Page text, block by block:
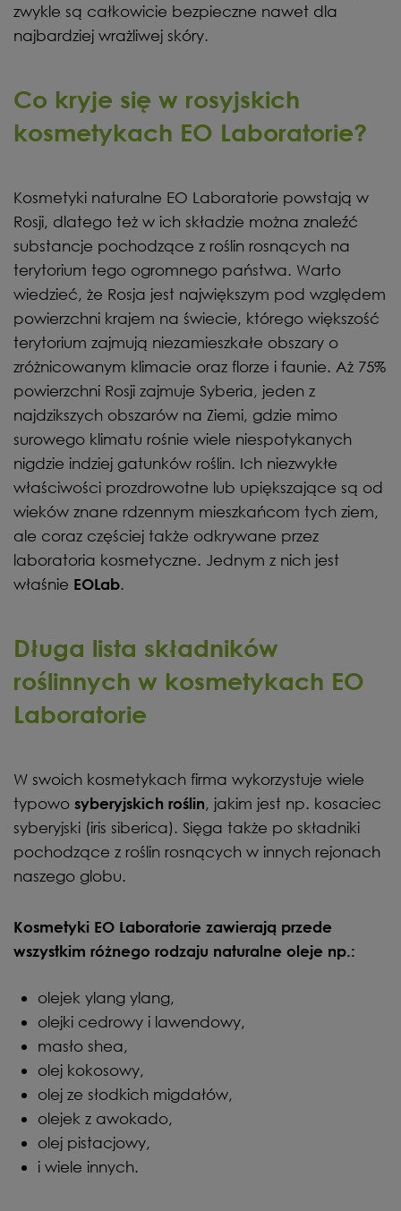
zwykle są całkowicie bezpieczne nawet dla
najbardziej wrażliwej skóry.
Co kryje się w rosyjskich
kosmetykach EO Laboratorie?
Kosmetyki naturalne EO Laboratorie powstają w
Rosji, dlatego też w ich składzie można znaleźć
substancje pochodzące z roślin rosnących na
terytorium tego ogromnego państwa. Warto
wiedzieć, że Rosja jest największym pod względem
powierzchni krajem na świecie, którego większość
terytorium zajmują niezamieszkałe obszary o
zróżnicowanym klimacie oraz florze i faunie. Aż 75%
powierzchni Rosji zajmuje Syberia, jeden z
najdzikszych obszarów na Ziemi, gdzie mimo
surowego klimatu rośnie wiele niespotykanych
nigdzie indziej gatunków roślin. Ich niezwykłe
właściwości prozdrowotne lub upiększające są od
wieków znane rdzennym mieszkańcom tych ziem,
ale coraz częściej także odkrywane przez
laboratoria kosmetyczne. Jednym z nich jest
właśnie EOLab.
Długa lista składników
roślinnych w kosmetykach EO
Laboratorie
W swoich kosmetykach firma wykorzystuje wiele
typowo syberyjskich roślin, jakim jest np. kosaciec
syberyjski (iris siberica). Sięga także po składniki
pochodzące z roślin rosnących w innych rejonach
naszego globu.
Kosmetyki EO Laboratorie zawierają przede
wszystkim różnego rodzaju naturalne oleje np.:
olejek ylang ylang,
olejki cedrowy i lawendowy,
masło shea,
olej kokosowy,
olej ze słodkich migdałów,
olejek z awokado,
olej pistacjowy,
i wiele innych.